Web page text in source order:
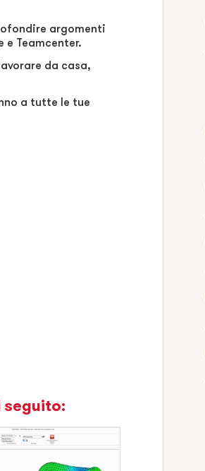
argomenti
e Teamcenter.
da casa,
a tutte le tue
seguito: